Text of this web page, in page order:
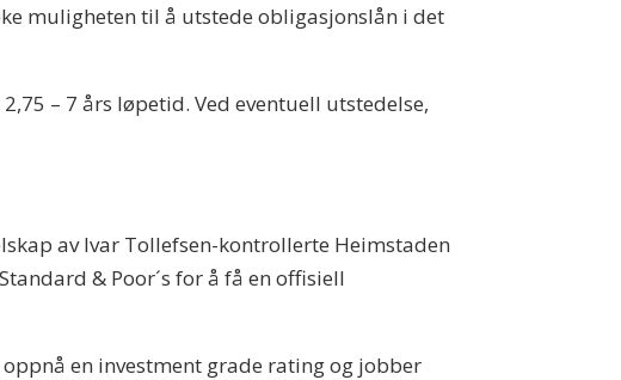
muligheten til å utstede obligasjonslån i det
– 7 års løpetid. Ved eventuell utstedelse,
av Ivar Tollefsen-kontrollerte Heimstaden
& Poor´s for å få en offisiell
en investment grade rating og jobber